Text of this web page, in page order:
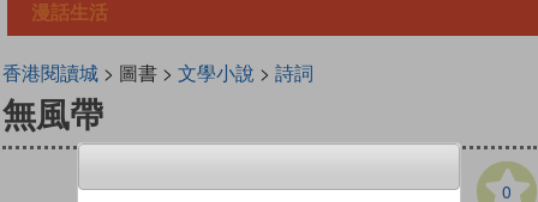
漫話生活
香港閱讀城> 圖書 > 文學小說 > 詩詞
無風帶
0